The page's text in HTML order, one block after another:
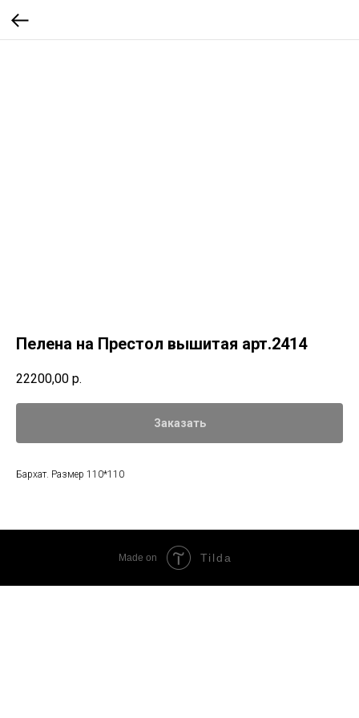
Пелена на Престол вышитая арт.2414
22200,00 р.
Заказать
Бархат. Размер 110*110
Made on Tilda